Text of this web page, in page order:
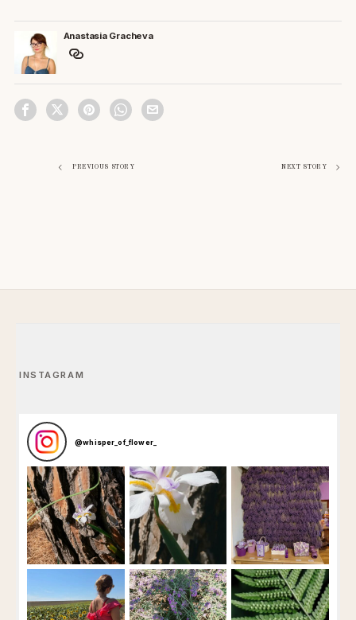
Anastasia Gracheva
PREVIOUS STORY NEXT STORY
INSTAGRAM
@whisper_of_flower_